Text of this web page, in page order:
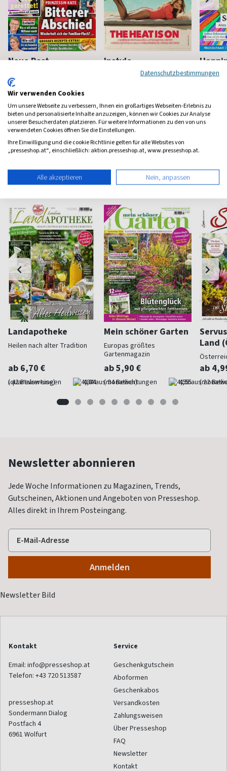
Neue Post
ab 3,90 €
(werktäglich) 4,65
Instyle
Fashion, Beauty, Lifestyle &
(monatlich) 4,57 (8 x pro
Haus & Garten Magazine
Landapotheke
Heilen nach alter Tradition
ab 6,70 €
(quartalsweise) 4,84
Mein schöner Garten
Europas größtes
Gartenmagazin
ab 5,90 €
(monatlich) 4,55
Land
ab
Newsletter abonnieren
Jede Woche Informationen zu Magazinen, Trends,
Gutscheinen, Aktionen und Angeboten von Presseshop.
Alles direkt in Ihrem Posteingang.
Kontakt
Email: info@presseshop.at
Telefon: +43 720 513587
presseshop.at
Sondermann Dialog
Postfach 4
6961 Wolfurt
Service
Geschenkgutschein
Aboformen
Geschenkabos
Versandkosten
Zahlungsweisen
Über Presseshop
FAQ
Newsletter
Kontakt
Datenschutzbestimmungen
Wir verwenden Cookies
Um unsere Webseite zu verbessern, Ihnen ein großartiges Webseiten-Erlebnis zu
bieten und personalisierte Inhalte anzuzeigen, können wir Cookies zur Analyse
unserer Besucherdaten platzieren. Für weitere Informationen zu den von uns
verwendeten Cookies öffnen Sie die Einstellungen.
Ihre Einwilligung und die cookie Richtlinie gelten für alle Websites von
„presseshop.at“, einschließlich: aktion.presseshop.at, www.presseshop.at.
Alle akzeptieren Nein, anpassen